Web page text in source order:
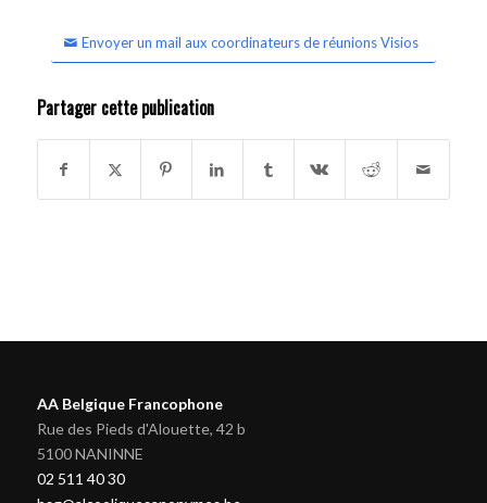
Envoyer un mail aux coordinateurs de réunions Visios
Partager cette publication
AA Belgique Francophone
Rue des Pieds d'Alouette, 42 b
5100 NANINNE
02 511 40 30